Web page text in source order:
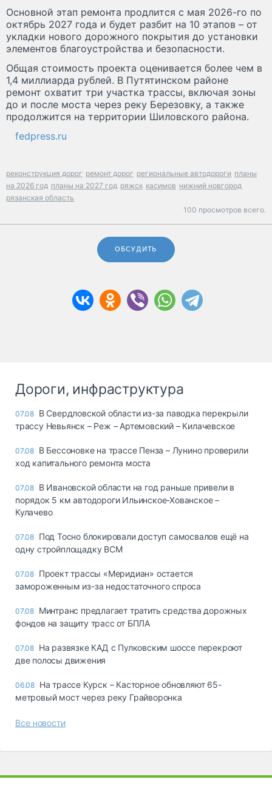
Основной этап ремонта продлится с мая 2026-го по
октябрь 2027 года и будет разбит на 10 этапов – от
укладки нового дорожного покрытия до установки
элементов благоустройства и безопасности.
Общая стоимость проекта оценивается более чем в
1,4 миллиарда рублей. В Путятинском районе
ремонт охватит три участка трассы, включая зоны
до и после моста через реку Березовку, а также
продолжится на территории Шиловского района.
fedpress.ru
реконструкция дорог ремонт дорог региональные автодороги планы
на 2026 год планы на 2027 год ряжск касимов нижний новгород
рязанская область
100 просмотров всего.
ОБСУДИТЬ
Дороги, инфраструктура
07.08 В Свердловской области из-за паводка перекрыли
трассу Невьянск – Реж – Артемовский – Килачевское
07.08 В Бессоновке на трассе Пенза – Лунино проверили
ход капитального ремонта моста
07.08 В Ивановской области на год раньше привели в
порядок 5 км автодороги Ильинское-Хованское –
Кулачево
07.08 Под Тосно блокировали доступ самосвалов ещё на
одну стройплощадку ВСМ
07.08 Проект трассы «Меридиан» остается
замороженным из-за недостаточного спроса
07.08 Минтранс предлагает тратить средства дорожных
фондов на защиту трасс от БПЛА
07.08 На развязке КАД с Пулковским шоссе перекроют
две полосы движения
06.08 На трассе Курск – Касторное обновляют 65-
метровый мост через реку Грайворонка
Все новости